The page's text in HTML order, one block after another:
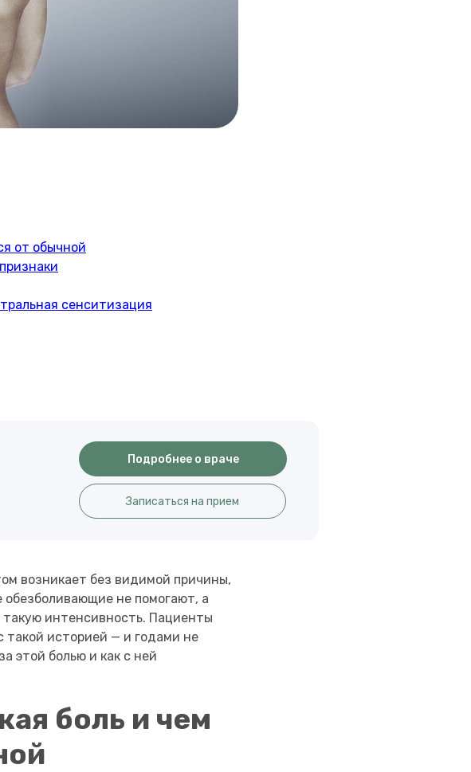
от обычной
сенситизация
Подробнее о враче
Записаться на прием
возникает без видимой причины,
обезболивающие не помогают, а
такую интенсивность. Пациенты
такой историей — и годами не
этой болью и как с ней
боль и чем